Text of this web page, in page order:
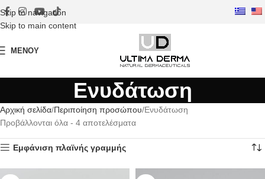
Skip to navigation
Skip to main content
ΜΕΝΟΎ
Ενυδάτωση
Αρχική σελίδα Περιποίηση προσώπου Ενυδάτωση
Προβάλλονται όλα - 4 αποτελέσματα
Εμφάνιση πλαϊνής γραμμής